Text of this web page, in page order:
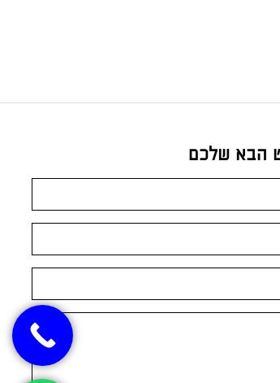
הבא שלכם